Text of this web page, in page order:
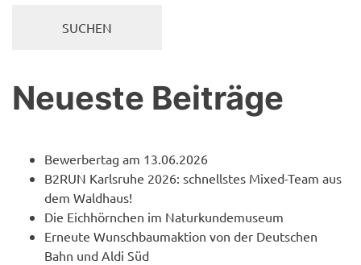
Neueste Beiträge
Bewerbertag am 13.06.2026
B2RUN Karlsruhe 2026: schnellstes Mixed-Team aus
dem Waldhaus!
Die Eichhörnchen im Naturkundemuseum
Erneute Wunschbaumaktion von der Deutschen
Bahn und Aldi Süd